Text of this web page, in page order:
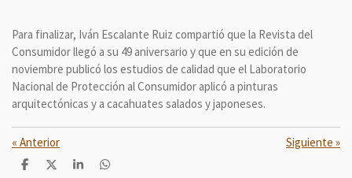
Para finalizar, Iván Escalante Ruiz compartió que la Revista del
Consumidor llegó a su 49 aniversario y que en su edición de
noviembre publicó los estudios de calidad que el Laboratorio
Nacional de Protección al Consumidor aplicó a pinturas
arquitectónicas y a cacahuates salados y japoneses.
« Anterior Siguiente »
C
C
C
C